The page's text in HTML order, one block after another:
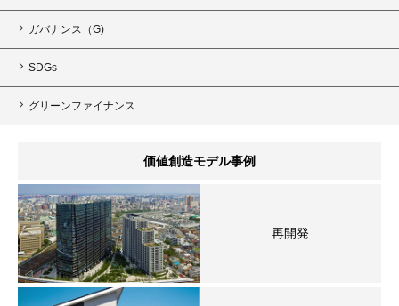
ガバナンス（G)
SDGs
グリーンファイナンス
価値創造モデル事例
再開発